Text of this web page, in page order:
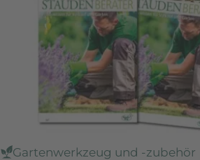
Gartenwerkzeug und -zubehör